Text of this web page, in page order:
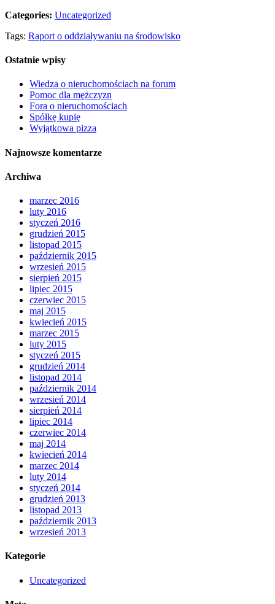
Categories: Uncategorized
Tags: Raport o oddziaływaniu na środowisko
Ostatnie wpisy
Wiedza o nieruchomościach na forum
Pomoc dla mężczyzn
Fora o nieruchomościach
Spółkę kupię
Wyjątkowa pizza
Najnowsze komentarze
Archiwa
marzec 2016
luty 2016
styczeń 2016
grudzień 2015
listopad 2015
październik 2015
wrzesień 2015
sierpień 2015
lipiec 2015
czerwiec 2015
maj 2015
kwiecień 2015
marzec 2015
luty 2015
styczeń 2015
grudzień 2014
listopad 2014
październik 2014
wrzesień 2014
sierpień 2014
lipiec 2014
czerwiec 2014
maj 2014
kwiecień 2014
marzec 2014
luty 2014
styczeń 2014
grudzień 2013
listopad 2013
październik 2013
wrzesień 2013
Kategorie
Uncategorized